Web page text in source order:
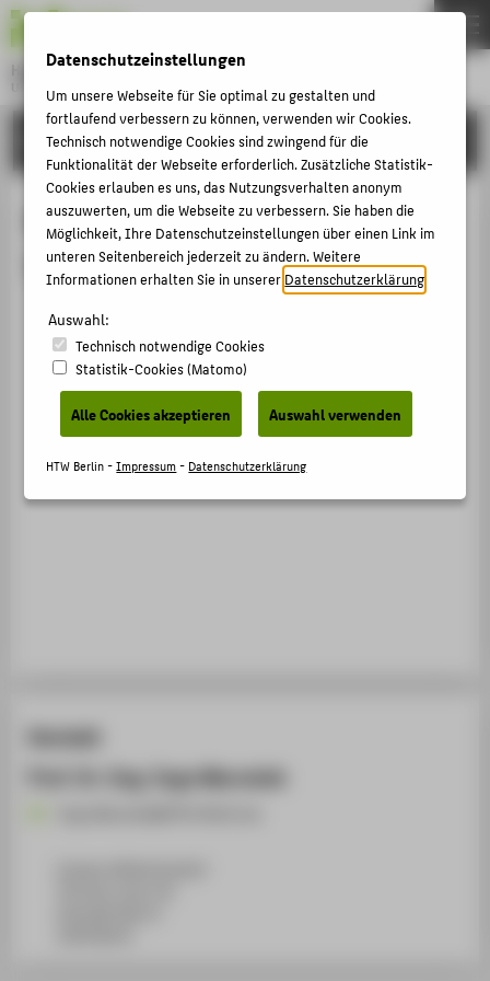
Hochschule für Technik und Wirtschaft Berlin
University of Applied Sciences
Menu
FORSCHUNG
Begutachtungen von Prof. Dr.-Ing.
Ingo Marsolek
Mitglied des Editorial Boards des JCMC Journal of
Clinical Monitoring & Computing (Springer
Publishers)
Begutachtung Journal / Publikation › 2022
Kontakt
Prof. Dr.-Ing. Ingo Marsolek
THEMEN
HOCHSCHULE
CAMPUS
STUDIUM
LEHRE
KARRIERE
INTERNATIONAL
INFORMATIONEN FÜR
STUDIENINTERESSIERTE
DIGITALE DIENSTE
Datenschutzeinstellungen
Um unsere Webseite für Sie optimal zu gestalten und
fortlaufend verbessern zu können, verwenden wir Cookies.
Technisch notwendige Cookies sind zwingend für die
Funktionalität der Webseite erforderlich. Zusätzliche Statistik-
Cookies erlauben es uns, das Nutzungsverhalten anonym
auszuwerten, um die Webseite zu verbessern. Sie haben die
Möglichkeit, Ihre Datenschutzeinstellungen über einen Link im
unteren Seitenbereich jederzeit zu ändern. Weitere
Informationen erhalten Sie in unsererDatenschutzerklärung
Auswahl:
Technisch notwendige Cookies
Statistik-Cookies (Matomo)
Alle Cookies akzeptieren Auswahl verwenden
HTW Berlin -Impressum- Datenschutzerklärung